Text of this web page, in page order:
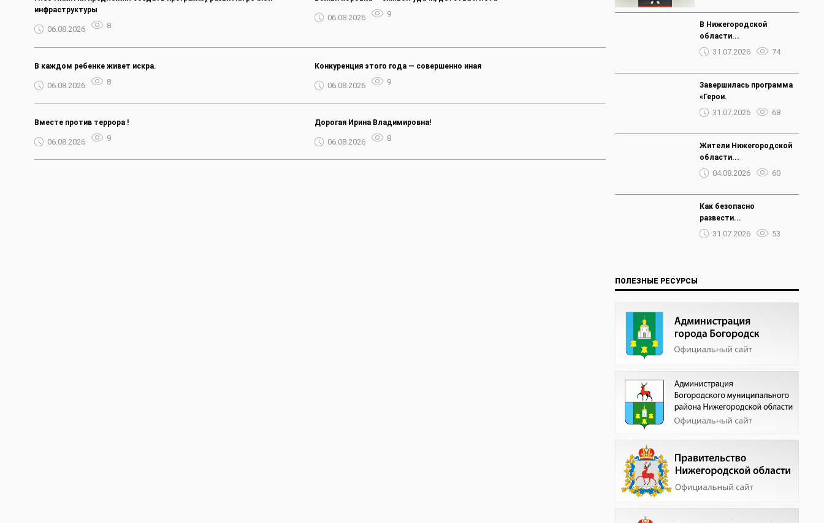
инфраструктуры
06.08.2026 8
06.08.2026 9
В каждом ребенке живет искра.
06.08.2026 8
Конкуренция этого года — совершенно иная
06.08.2026 9
Вместе против террора !
06.08.2026 9
Дорогая Ирина Владимировна!
06.08.2026 8
В Нижегородской
области...
31.07.2026 74
Завершилась программа
«Герои.
31.07.2026 68
Жители Нижегородской
области...
04.08.2026 60
Как безопасно
развести...
31.07.2026 53
ПОЛЕЗНЫЕ РЕСУРСЫ